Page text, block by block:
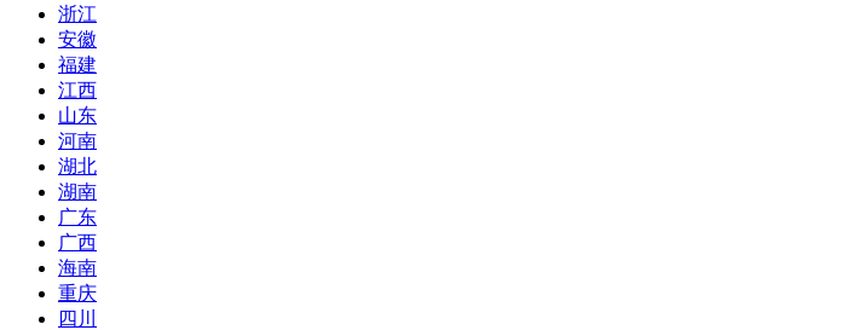
浙江
安徽
福建
江西
山东
河南
湖北
湖南
广东
广西
海南
重庆
四川